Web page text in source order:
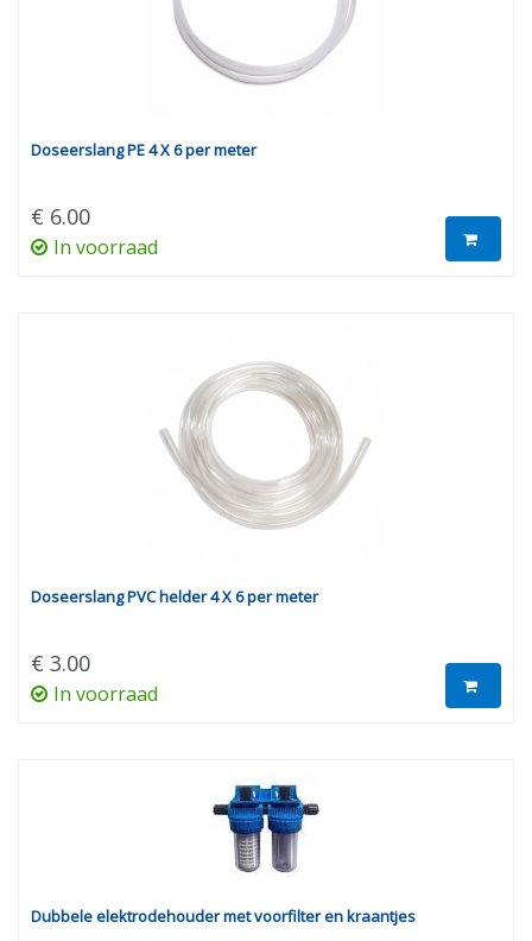
Doseerslang PE 4 X 6 per meter
€ 6.00
In voorraad
Doseerslang PVC helder 4 X 6 per meter
€ 3.00
In voorraad
Dubbele elektrodehouder met voorfilter en kraantjes